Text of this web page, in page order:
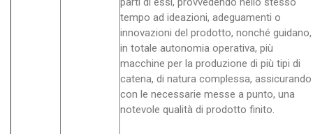
tempo ad ideazioni, adeguamenti o
innovazioni del prodotto, nonché guidano,
in totale autonomia operativa, più
macchine per la produzione di più tipi di
catena, di natura complessa, assicurando
con le necessarie messe a punto, una
notevole qualità di prodotto finito.